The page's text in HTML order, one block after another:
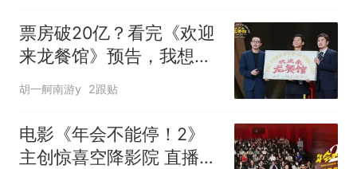
空调24小时开着反而更省电？
电力部门回应
佛山一中学招聘物理教师，笔
试前13名均遭淘汰？教育局：
核查
全部作废，公平么？
票房破20亿？看完《欢迎
来龙餐馆》预告，我想
说：沈腾这回赌对了
胡一舸南游y 2跟贴
电影《年会不能停！2》
主创惊喜空降影院 直播连